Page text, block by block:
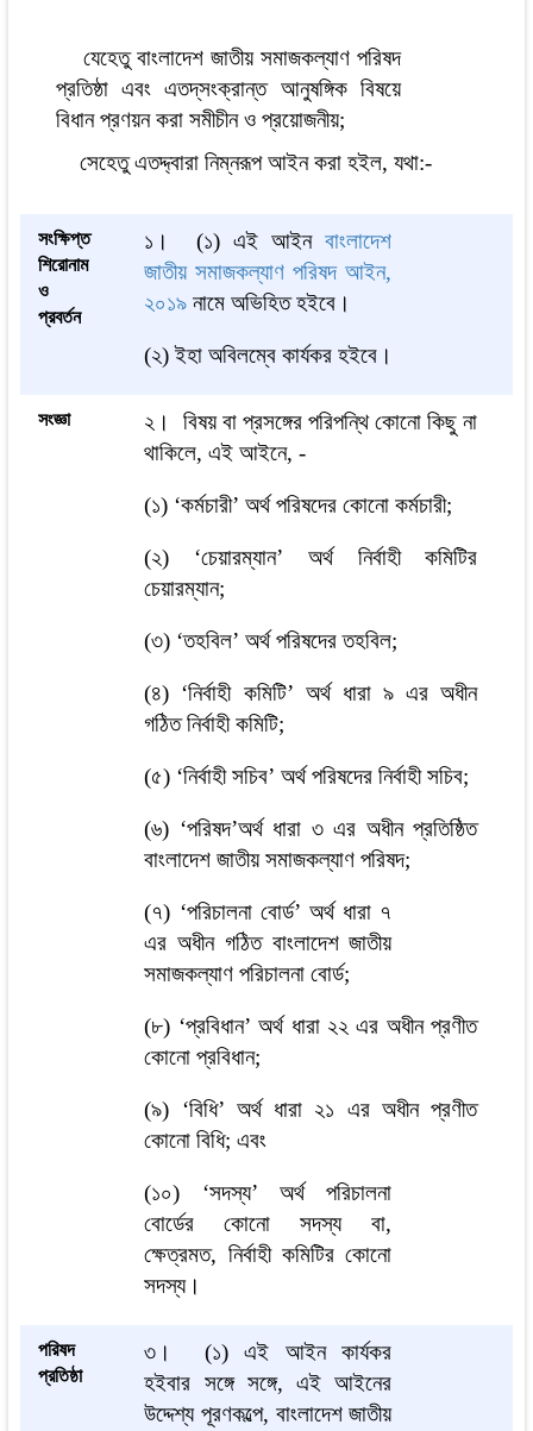
যেহেতু বাংলাদেশ জাতীয় সমাজকল্যাণ পরিষদ
প্রতিষ্ঠা এবং এতদ্‌সংক্রান্ত আনুষঙ্গিক বিষয়ে
বিধান প্রণয়ন করা সমীচীন ও প্রয়োজনীয়;
সেহেতু এতদ্দ্বারা নিম্নরূপ আইন করা হইল, যথা:-
সংক্ষিপ্ত
শিরোনাম
ও
প্রবর্তন
১। (১) এই আইনবাংলাদেশ
জাতীয় সমাজকল্যাণ পরিষদ আইন,
২০১৯ নামে অভিহিত হইবে।
(২) ইহা অবিলম্বে কার্যকর হইবে।
সংজ্ঞা ২।
বিষয় বা প্রসঙ্গের পরিপন্থি কোনো কিছু না
থাকিলে, এই আইনে, -
(১) ‘কর্মচারী’ অর্থ পরিষদের কোনো কর্মচারী;
(২) ‘চেয়ারম্যান’ অর্থ নির্বাহী কমিটির
চেয়ারম্যান;
(৩) ‘তহবিল’ অর্থ পরিষদের তহবিল;
(৪) ‘নির্বাহী কমিটি’ অর্থ ধারা ৯ এর অধীন
গঠিত নির্বাহী কমিটি;
(৫) ‘নির্বাহী সচিব’ অর্থ পরিষদের নির্বাহী সচিব;
(৬) ‘পরিষদ’অর্থ ধারা ৩ এর অধীন প্রতিষ্ঠিত
বাংলাদেশ জাতীয় সমাজকল্যাণ পরিষদ;
(৭) ‘পরিচালনা বোর্ড’ অর্থ ধারা ৭
এর অধীন গঠিত বাংলাদেশ জাতীয়
সমাজকল্যাণ পরিচালনা বোর্ড;
(৮) ‘প্রবিধান’ অর্থ ধারা ২২ এর অধীন প্রণীত
কোনো প্রবিধান;
(৯) ‘বিধি’ অর্থ ধারা ২১ এর অধীন প্রণীত
কোনো বিধি; এবং
(১০) ‘সদস্য’ অর্থ পরিচালনা
বোর্ডের কোনো সদস্য বা,
ক্ষেত্রমত, নির্বাহী কমিটির কোনো
সদস্য।
পরিষদ
প্রতিষ্ঠা
৩।
(১) এই আইন কার্যকর
হইবার সঙ্গে সঙ্গে, এই আইনের
উদ্দেশ্য পূরণকল্পে, বাংলাদেশ জাতীয়